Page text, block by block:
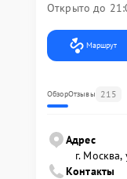
Открыто до
Маршрут
ОбзорОтзывы 215
Адрес
г.
Контакты